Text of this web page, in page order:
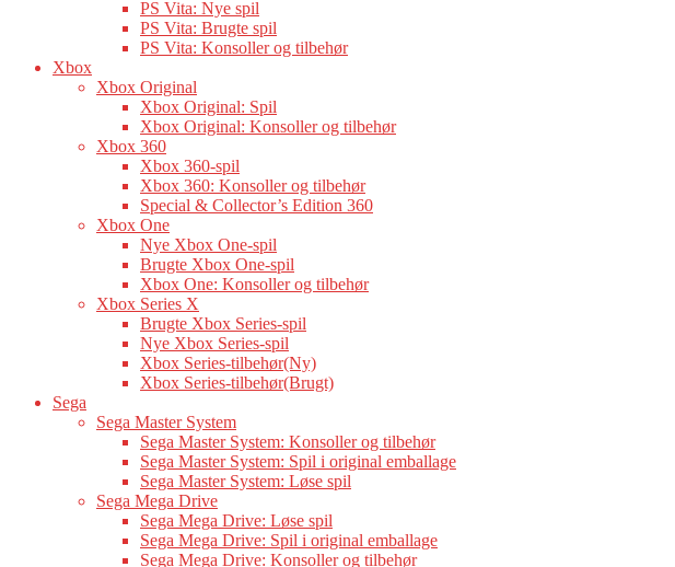
PS Vita: Nye spil
PS Vita: Brugte spil
PS Vita: Konsoller og tilbehør
Xbox
Xbox Original
Xbox Original: Spil
Xbox Original: Konsoller og tilbehør
Xbox 360
Xbox 360-spil
Xbox 360: Konsoller og tilbehør
Special & Collector’s Edition 360
Xbox One
Nye Xbox One-spil
Brugte Xbox One-spil
Xbox One: Konsoller og tilbehør
Xbox Series X
Brugte Xbox Series-spil
Nye Xbox Series-spil
Xbox Series-tilbehør(Ny)
Xbox Series-tilbehør(Brugt)
Sega
Sega Master System
Sega Master System: Konsoller og tilbehør
Sega Master System: Spil i original emballage
Sega Master System: Løse spil
Sega Mega Drive
Sega Mega Drive: Løse spil
Sega Mega Drive: Spil i original emballage
Sega Mega Drive: Konsoller og tilbehør